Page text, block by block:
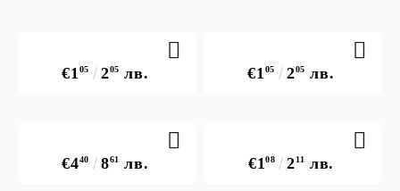
€1 05 205 лв. €1 05 205 лв.
€440 861 лв. €108 211 лв.